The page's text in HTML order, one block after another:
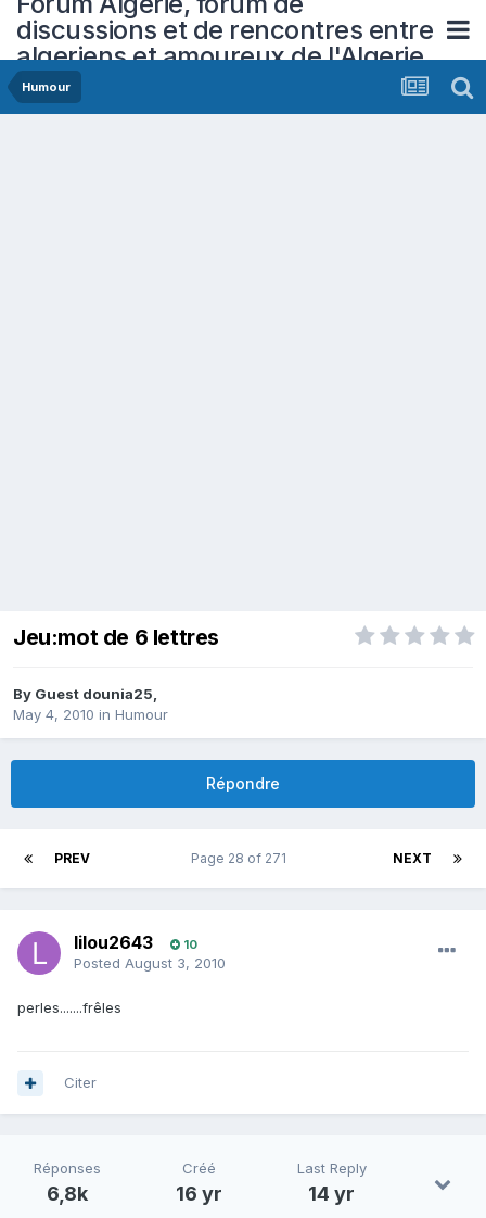
discussions et de rencontres entre
algeriens et amoureux de l'Algerie
Humour
Jeu:mot de 6 lettres
By Guest dounia25,
May 4, 2010 in Humour
Répondre
PREV NEXT
Page 28 of 271
lilou2643 10
Posted August 3, 2010
perles.......frêles
Citer
Réponses
6,8k
Créé
16 yr
Last Reply
14 yr